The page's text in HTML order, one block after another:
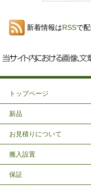
新着情報はRSSで配
トップページ
新品
お見積りについて
搬入設置
保証